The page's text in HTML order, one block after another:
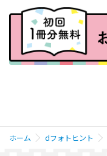
ホーム dフォトヒント